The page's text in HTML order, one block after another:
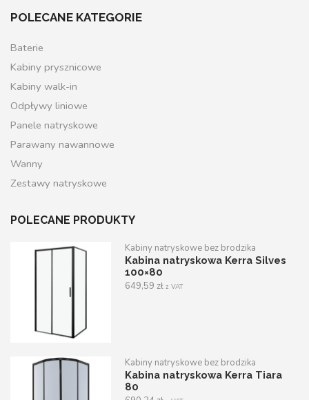
POLECANE KATEGORIE
Baterie
Kabiny prysznicowe
Kabiny walk-in
Odpływy liniowe
Panele natryskowe
Parawany nawannowe
Wanny
Zestawy natryskowe
POLECANE PRODUKTY
Kabiny natryskowe bez brodzika
Kabina natryskowa Kerra Silves
100×80
649,59zł z VAT
Kabiny natryskowe bez brodzika
Kabina natryskowa Kerra Tiara
80